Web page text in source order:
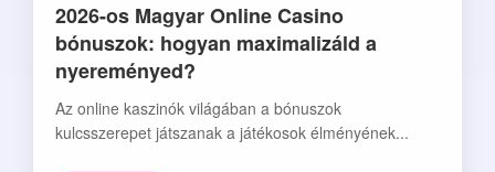
2026-os Magyar Online Casino
bónuszok: hogyan maximalizáld a
nyereményed?
Az online kaszinók világában a bónuszok
kulcsszerepet játszanak a játékosok élményének...